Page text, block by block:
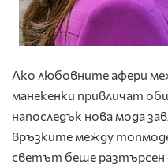
Ако любовните афери
манекенки привличат
напоследък нова мода
връзките между
светът беше